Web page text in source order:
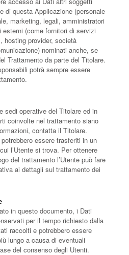
di questa Applicazione (personale
marketing, legali, amministratori
(come fornitori di servizi
hosting provider, società
nominati anche, se
Trattamento da parte del Titolare.
potrà sempre essere
sedi operative del Titolare ed in
coinvolte nel trattamento siano
contatta il Titolare.
essere trasferiti in un
l’Utente si trova. Per ottenere
del trattamento l’Utente può fare
ai dettagli sul trattamento dei
in questo documento, i Dati
per il tempo richiesto dalla
raccolti e potrebbero essere
lungo a causa di eventuali
del consenso degli Utenti.